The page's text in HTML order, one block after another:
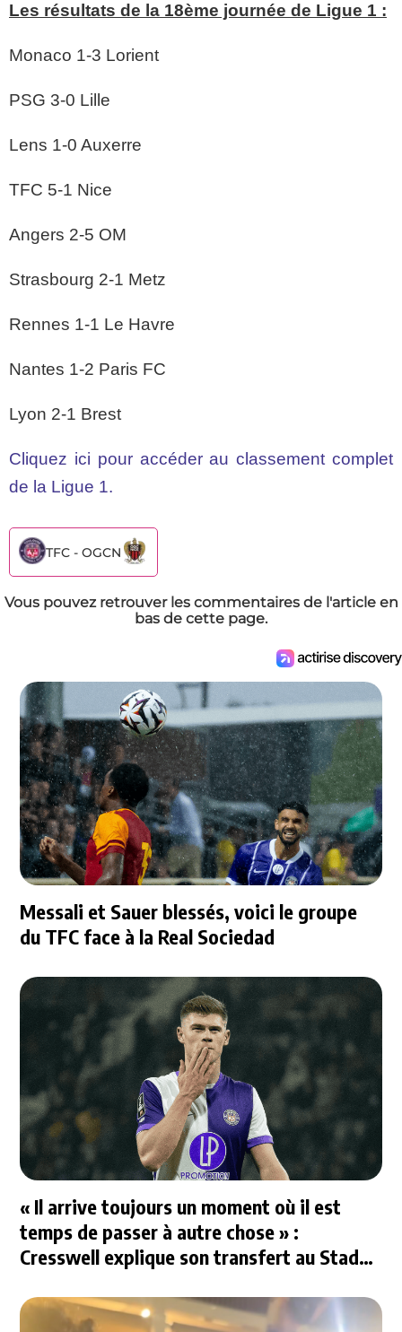
Les résultats de la 18ème journée de Ligue 1 :
Monaco 1-3 Lorient
PSG 3-0 Lille
Lens 1-0 Auxerre
TFC 5-1 Nice
Angers 2-5 OM
Strasbourg 2-1 Metz
Rennes 1-1 Le Havre
Nantes 1-2 Paris FC
Lyon 2-1 Brest
Cliquez ici pour accéder au classement complet
de la Ligue 1.
TFC - OGCN
Vous pouvez retrouver les commentaires de l'article en
bas de cette page.
Messali et Sauer blessés, voici le groupe
du TFC face à la Real Sociedad
« Il arrive toujours un moment où il est
temps de passer à autre chose » :
Cresswell explique son transfert au Stade